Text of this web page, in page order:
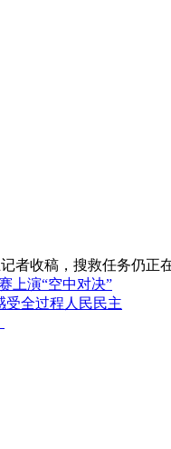
记者收稿，搜救任务仍正
上演“空中对决”
受全过程人民民主